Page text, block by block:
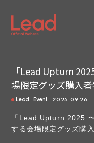
「Lead Upturn
場限定グッズ購入
Lead Event 2025.09.26
「Lead Upturn 2025
する会場限定グッズ購